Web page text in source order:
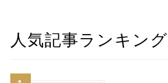
人気記事ランキング